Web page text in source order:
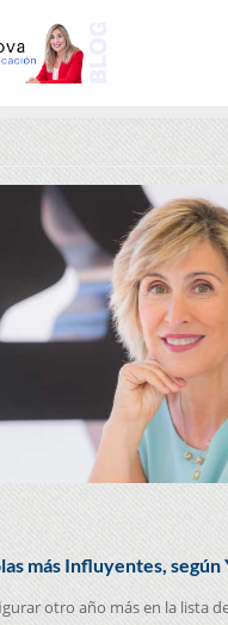
más Influyentes, según
otro año más en la lista